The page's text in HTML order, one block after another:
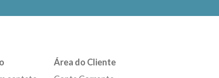
Área do Cliente